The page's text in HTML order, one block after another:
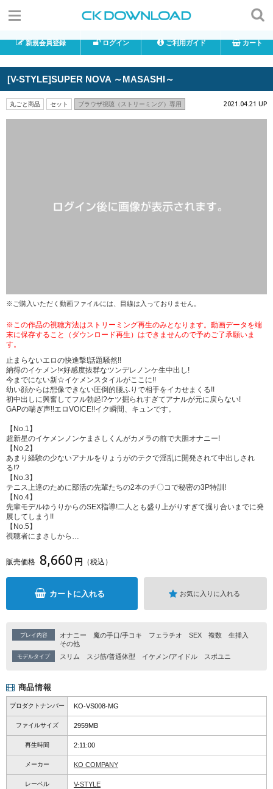
新規会員登録 ログイン ご利用ガイド カート
[V-STYLE]SUPER NOVA ～MASASHI～
丸ごと商品 セット ブラウザ視聴（ストリーミング）専用 2021.04.21 UP
※ご購入いただく動画ファイルには、目線は入っておりません。
※この作品の視聴方法はストリーミング再生のみとなります。動画データを端
末に保存すること（ダウンロード再生）はできませんので予めご了承願いま
す。
止まらないエロの快進撃!話題騒然!!
納得のイケメン!×好感度抜群なツンデレノンケ生中出し!
今までにない新☆イケメンスタイルがここに!!
幼い顔からは想像できない圧倒的腰ふりで相手をイカせまくる!!
初中出しに興奮してフル勃起!?ケツ掘られすぎてアナルが元に戻らない!
GAPの喘ぎ声!!エロVOICE!!イク瞬間、キュンです。
【No.1】
超新星のイケメンノンケまさしくんがカメラの前で大胆オナニー!
【No.2】
あまり経験の少ないアナルをりょうがのテクで淫乱に開発されて中出しされ
る!?
【No.3】
テニス上達のために部活の先輩たちの2本のチ〇コで秘密の3P特訓!
【No.4】
先輩モデルゆうりからのSEX指導!二人とも盛り上がりすぎて掘り合いまでに発
展してしまう!!
【No.5】
視聴者にまさしから…
販売価格 8,660 円 （税込）
カートに入れる お気に入りに入れる
プレイ内容 オナニー 魔の手口/手コキ フェラチオ SEX 複数
生挿入
その他
モデルタイプ スリム スジ筋/普通体型 イケメン/アイドル スポユニ
商品情報
プロダクトナンバー KO-VS008-MG
ファイルサイズ 2959MB
再生時間 2:11:00
メーカー KO COMPANY
レーベル V-STYLE